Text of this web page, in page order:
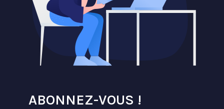
ABONNEZ-VOUS !